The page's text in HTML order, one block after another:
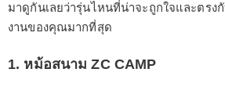
มาดูกันเลยว่ารุ่นไหนที่น่าจะถูกใจและตรง
งานของคุณมากที่สุด
1. หม้อสนาม ZC CAMP